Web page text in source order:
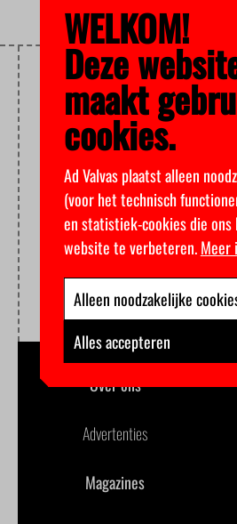
Over ons
Advertenties
Magazines
WELKOM!
Deze
maakt
cookies.
Ad Valvas plaatst alleen
(voor het technisch
en statistiek-cookies die ons
website te verbeteren.Meer
Alleen noodzakelijke
Alles accepteren